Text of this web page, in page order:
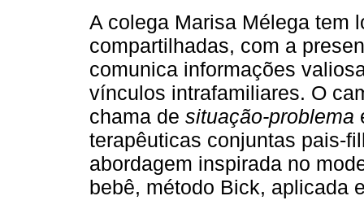
A colega Marisa Mélega tem
compartilhadas, com a
comunica informações
vínculos intrafamiliares. O
chama de situação-problema
terapêuticas conjuntas pais-
abordagem inspirada no
bebê, método Bick, aplicada